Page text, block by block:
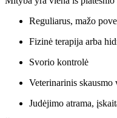
Reguliarus, mažo
Fizinė terapija arba
Svorio kontrolė
Veterinarinis skausmo
Judėjimo atrama,